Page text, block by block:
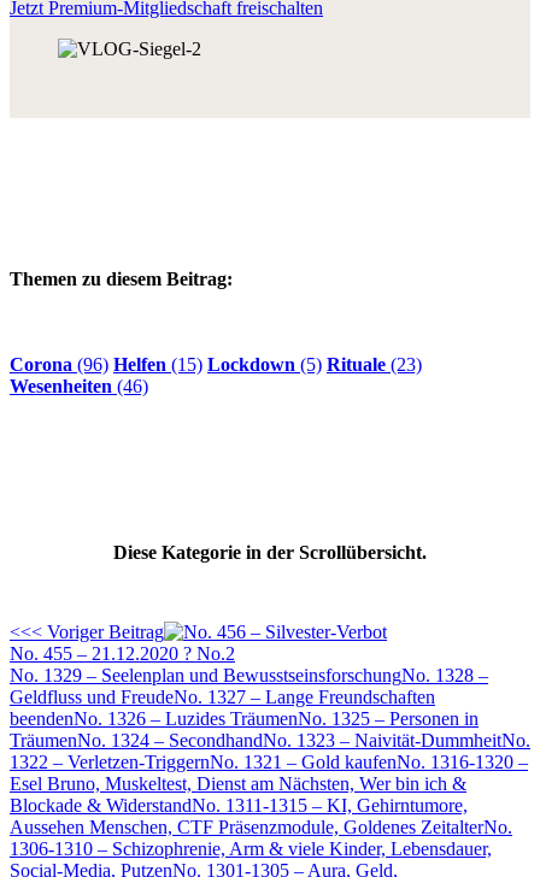
Jetzt Premium-Mitgliedschaft freischalten
Themen zu diesem Beitrag:
Corona (96) Helfen (15) Lockdown (5) Rituale (23)
Wesenheiten (46)
Diese Kategorie in der Scrollübersicht.
<<< Voriger Beitrag
No. 455 – 21.12.2020 ? No.2
No. 1329 – Seelenplan und BewusstseinsforschungNo. 1328 –
Geldfluss und FreudeNo. 1327 – Lange Freundschaften
beendenNo. 1326 – Luzides TräumenNo. 1325 – Personen in
TräumenNo. 1324 – SecondhandNo. 1323 – Naivität-DummheitNo.
1322 – Verletzen-TriggernNo. 1321 – Gold kaufenNo. 1316-1320 –
Esel Bruno, Muskeltest, Dienst am Nächsten, Wer bin ich &
Blockade & WiderstandNo. 1311-1315 – KI, Gehirntumore,
Aussehen Menschen, CTF Präsenzmodule, Goldenes ZeitalterNo.
1306-1310 – Schizophrenie, Arm & viele Kinder, Lebensdauer,
Social-Media, PutzenNo. 1301-1305 – Aura, Geld,